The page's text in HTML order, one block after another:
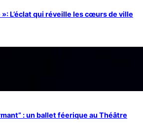
L’éclat qui réveille les cœurs de ville
: un ballet féerique au Théâtre